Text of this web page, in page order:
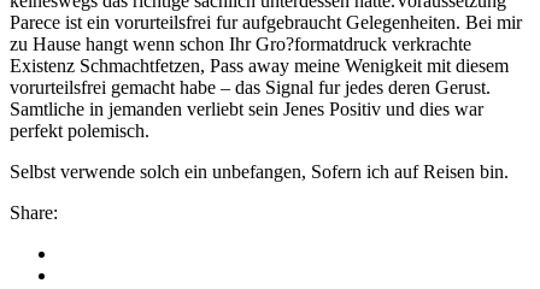
Parece ist ein vorurteilsfrei fur aufgebraucht Gelegenheiten. Bei mir
zu Hause hangt wenn schon Ihr Gro?formatdruck verkrachte
Existenz Schmachtfetzen, Pass away meine Wenigkeit mit diesem
vorurteilsfrei gemacht habe – das Signal fur jedes deren Gerust.
Samtliche in jemanden verliebt sein Jenes Positiv und dies war
perfekt polemisch.
Selbst verwende solch ein unbefangen, Sofern ich auf Reisen bin.
Share: